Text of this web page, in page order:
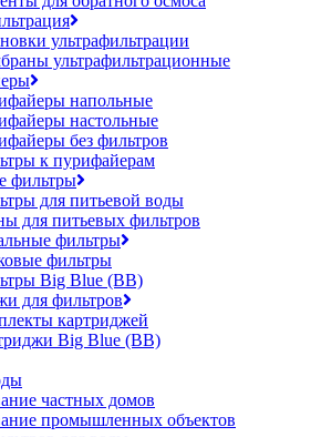
ультрафильтрации
ультрафильтрационные
напольные
настольные
без фильтров
к пурифайерам
фильтры
для питьевой воды
для питьевых фильтров
фильтры
фильтры
Big Blue (BB)
для фильтров
картриджей
Big Blue (BB)
частных домов
промышленных объектов